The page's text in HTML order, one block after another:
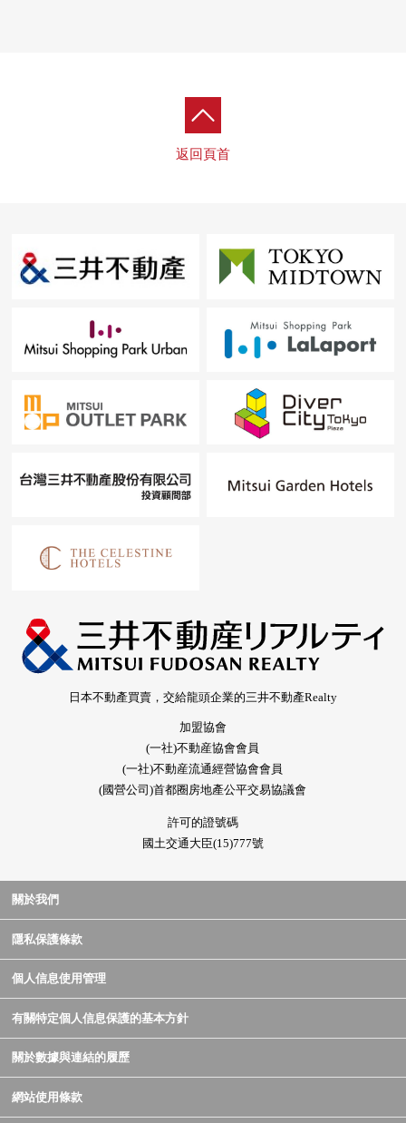
返回頁首
日本不動產買賣，交給龍頭企業的三井不動產Realty
加盟協會
(一社)不動産協會會員
(一社)不動産流通經營協會會員
(國營公司)首都圈房地產公平交易協議會
許可的證號碼
國土交通大臣(15)777號
關於我們
隱私保護條款
個人信息使用管理
有關特定個人信息保護的基本方針
關於數據與連結的履歷
網站使用條款